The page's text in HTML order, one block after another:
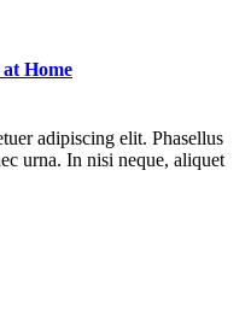
Home
adipiscing elit. Phasellus
urna. In nisi neque, aliquet